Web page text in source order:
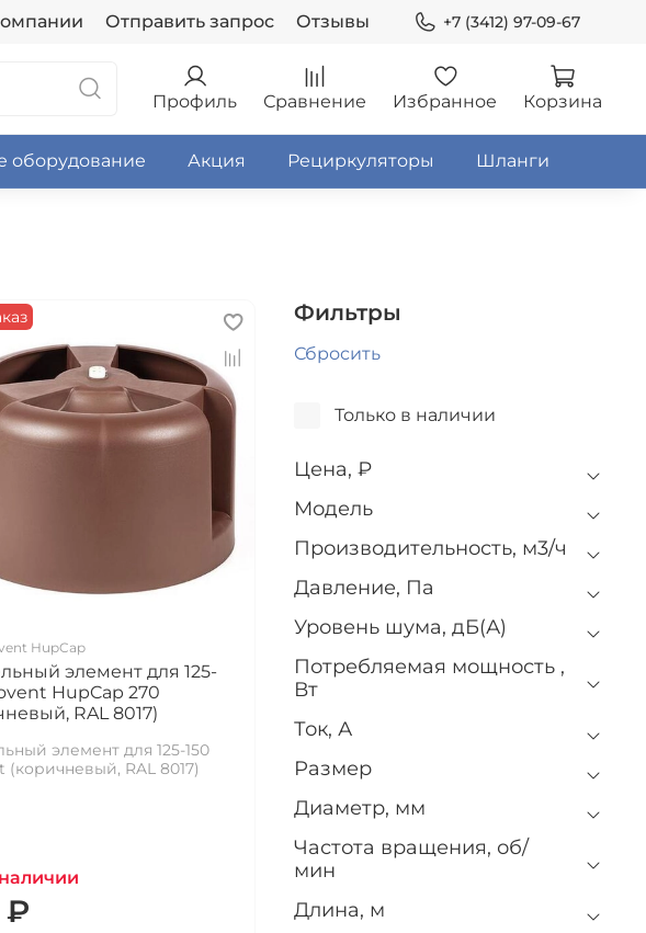
Отправить запрос Отзывы +7 (3412) 97-09-67
Профиль Сравнение Избранное Корзина
оборудование Акция Рециркуляторы Шланги
HupCap
элемент для 125-
HupCap 270
RAL 8017)
элемент для 125-150
(коричневый, RAL 8017)
₽
Фильтры
Сбросить
Только в наличии
Цена, ₽
Модель
Производительность, м3/ч
Давление, Па
Уровень шума, дБ(А)
Потребляемая мощность ,
Вт
Ток, А
Размер
Диаметр, мм
Частота вращения, об/
мин
Длина, м